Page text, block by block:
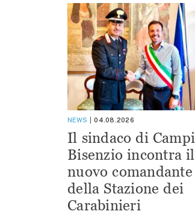
NEWS 04.08.2026
Il sindaco di Campi
Bisenzio incontra il
nuovo comandante
della Stazione dei
Carabinieri